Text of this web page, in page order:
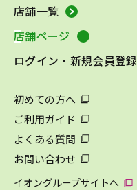
店舗一覧
店舗ページ
ログイン・新規会員登録
初めての方へ
ご利用ガイド
よくある質問
お問い合わせ
イオングループサイトへ